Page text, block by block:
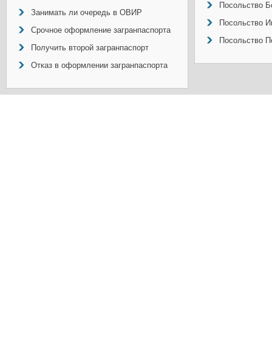
Занимать ли очередь в ОВИР
Срочное оформление загранпаспорта
Получить второй загранпаспорт
Отказ в оформлении загранпаспорта
Посольство
Посольство
Посольство